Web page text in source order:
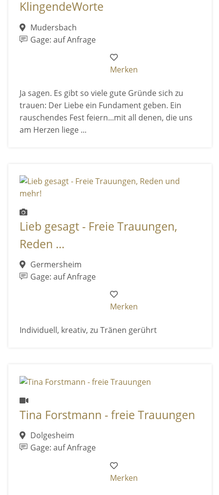
KlingendeWorte
Mudersbach
Gage: auf Anfrage
Merken
Ja sagen. Es gibt so viele gute Gründe sich zu
trauen: Der Liebe ein Fundament geben. Ein
rauschendes Fest feiern...mit all denen, die uns
am Herzen liege ...
Lieb gesagt - Freie Trauungen,
Reden ...
Germersheim
Gage: auf Anfrage
Merken
Individuell, kreativ, zu Tränen gerührt
Tina Forstmann - freie Trauungen
Dolgesheim
Gage: auf Anfrage
Merken